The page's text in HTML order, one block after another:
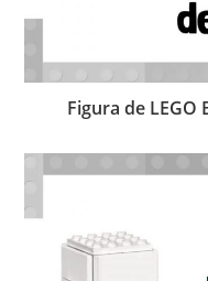
Figura de LEGO